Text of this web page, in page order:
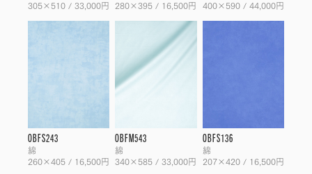
305×510 / 33,000円 280×395 / 16,500円 400×590 / 44,000円
OBFS243
綿
260×405 / 16,500円
OBFM543
綿
340×585 / 33,000円
OBFS136
綿
207×420 / 16,500円